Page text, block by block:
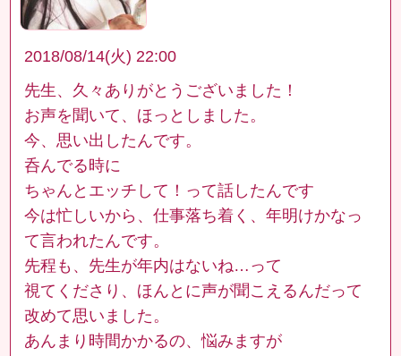
2018/08/14(火) 22:00
先生、久々ありがとうございました！
お声を聞いて、ほっとしました。
今、思い出したんです。
呑んでる時に
ちゃんとエッチして！って話したんです
今は忙しいから、仕事落ち着く、年明けかなっ
て言われたんです。
先程も、先生が年内はないね…って
視てくださり、ほんとに声が聞こえるんだって
改めて思いました。
あんまり時間かかるの、悩みますが